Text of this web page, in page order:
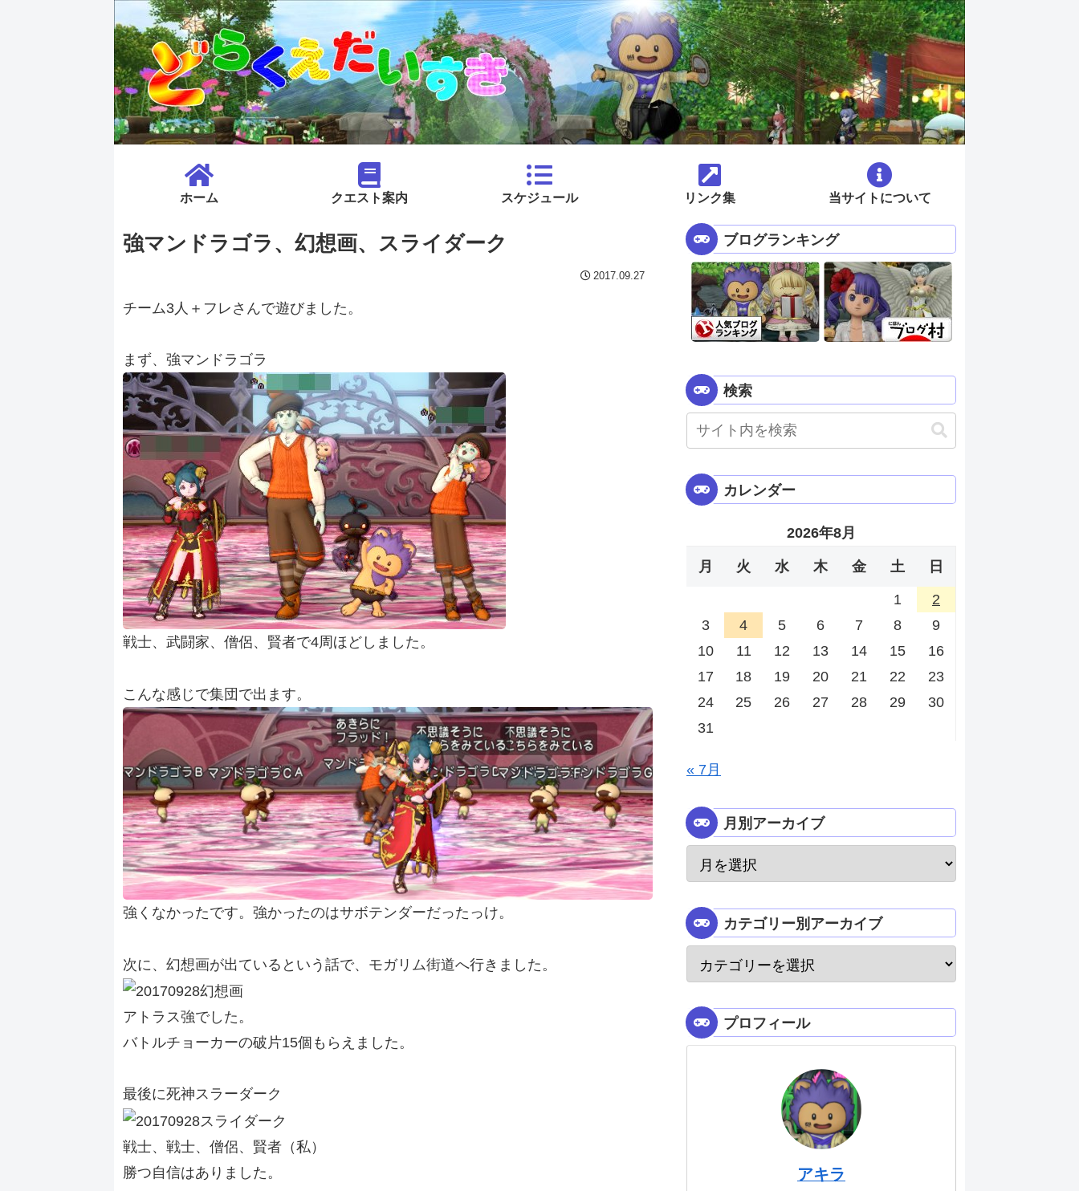
ホーム クエスト案内 スケジュール リンク集 当サイトについて
強マンドラゴラ、幻想画、スライダーク
2017.09.27
チーム3人＋フレさんで遊びました。
まず、強マンドラゴラ
戦士、武闘家、僧侶、賢者で4周ほどしました。
こんな感じで集団で出ます。
強くなかったです。強かったのはサボテンダーだったっけ。
次に、幻想画が出ているという話で、モガリム街道へ行きました。
アトラス強でした。
バトルチョーカーの破片15個もらえました。
最後に死神スラーダーク
戦士、戦士、僧侶、賢者（私）
勝つ自信はありました。
ブログランキング
検索
カレンダー
2026年8月
月 火 水 木 金 土 日
1
2
3
4 5 6 7 8
9
10
11 12 13 14 15
16
17
18 19 20 21 22
23
24
25 26 27 28 29
30
31
« 7月
月別アーカイブ
カテゴリー別アーカイブ
プロフィール
アキラ